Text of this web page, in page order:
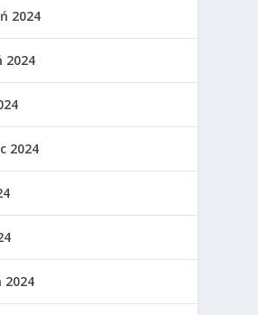
2024
2024
2024
2024